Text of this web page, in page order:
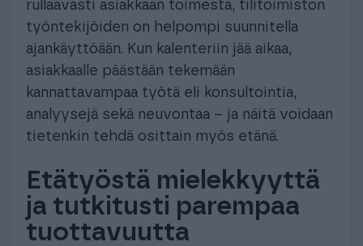
rullaavasti asiakkaan toimesta, tilitoimiston
työntekijöiden on helpompi suunnitella
ajankäyttöään. Kun kalenteriin jää aikaa,
asiakkaalle päästään tekemään
kannattavampaa työtä eli konsultointia,
analyysejä sekä neuvontaa – ja näitä voidaan
tietenkin tehdä osittain myös etänä.
Etätyöstä mielekkyyttä
ja tutkitusti parempaa
tuottavuutta